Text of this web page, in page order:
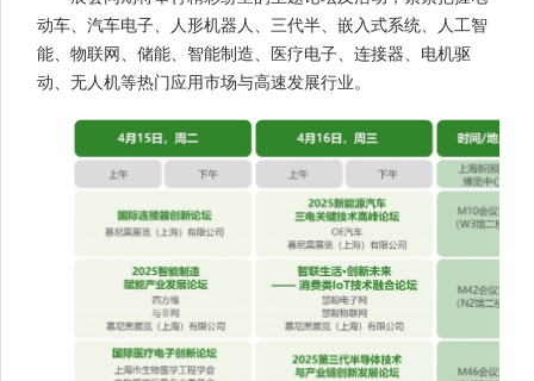
动车、汽车电子、人形机器人、三代半、嵌入式系统、人工智
能、物联网、储能、智能制造、医疗电子、连接器、电机驱
动、无人机等热门应用市场与高速发展行业。